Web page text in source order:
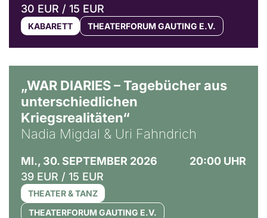
30 EUR / 15 EUR
KABARETT THEATERFORUM GAUTING E.V.
„WAR DIARIES – Tagebücher aus
unterschiedlichen
Kriegsrealitäten“
Nadia Migdal & Uri Fahndrich
MI., 30. SEPTEMBER 2026
20:00 UHR
39 EUR / 15 EUR
THEATER & TANZ
THEATERFORUM GAUTING E.V.